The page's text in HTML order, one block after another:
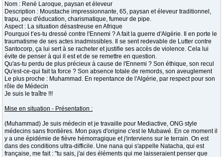
Nom : René Laroque, paysan et éleveur
Description : Moustache impressionnante, 65, paysan et éleveur traditionnel,
trapu, peu d'éducation, charismatique, fumeur de pipe.
Aspect : La situation désastreuse en Afrique
Pourquoi t’es-tu dressé contre l'Ennemi ? A fait la guerre d'Algérie. Il en porte le
traumatisme de ses actes inadmissibles. Il se sent redevable de Lutter contre
Santocorp, ça lui sert à se racheter et justifie ses accès de violence. Cela lui
évite de penser à qui il est et de se remettre en question.
Qu'as-tu perdu de plus précieux à cause de l'Ennemi ? Son éthique, son recul
Qu'est-ce-qui fait ta force ? Son absence totale de remords, son aveuglement
Le plus proche : Muhammad. En repentance de l'Algérie, par respect pour son
rôle de Médecin
Je suis le traître !!!
Mise en situation - Présentation :
(Muhammad) Je suis médecin et je travaille pour Mediactive, ONG style
médecins sans frontières. Mon pays d'origine c'est le Mubawé. En ce moment il
y a une épidémie de fièvre hémorragique et j'interviens sur le terrain. On est
dans des conditions ultra-difficile. Une nana qui s'appelle Natacha, qui est
française, me fait : "tu sais, j'ai des éléments qui me laisseraient penser que